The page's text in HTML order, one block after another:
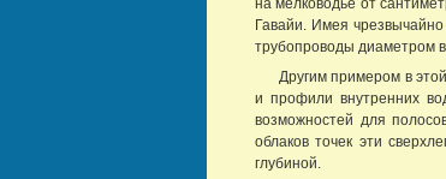
Гавайи. Имея
трубопроводы диаметром
Другим примером в
и профили внутренних
возможностей для
облаков точек эти
глубиной.